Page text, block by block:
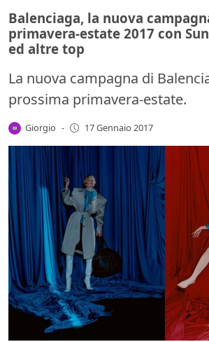
Balenciaga, la nuova
primavera-estate 2017 con
ed altre top
La nuova campagna di
prossima primavera-estate.
Giorgio - 17 Gennaio 2017